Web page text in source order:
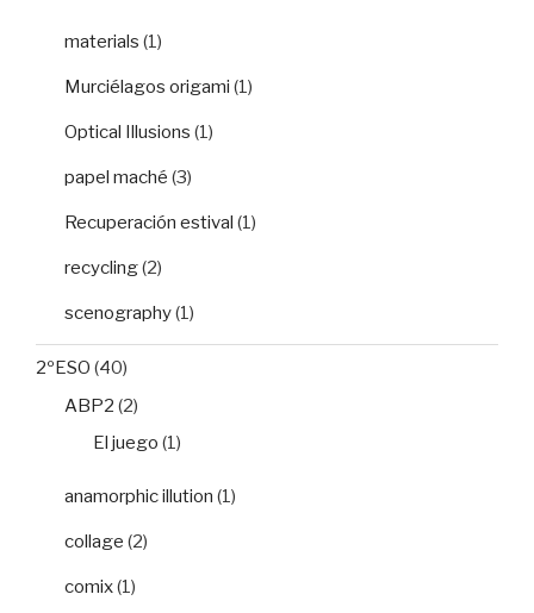
materials (1)
Murciélagos origami (1)
Optical Illusions (1)
papel maché (3)
Recuperación estival (1)
recycling(2)
scenography(1)
2ºESO (40)
ABP2 (2)
El juego (1)
anamorphic illution (1)
collage (2)
comix(1)